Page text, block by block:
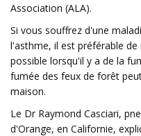
Association (ALA).
Si vous souffrez d'une
l'asthme, il est préférable
possible lorsqu'il y a de la
fumée des feux de forêt
maison.
Le Dr Raymond Casciari,
d'Orange, en Californie,